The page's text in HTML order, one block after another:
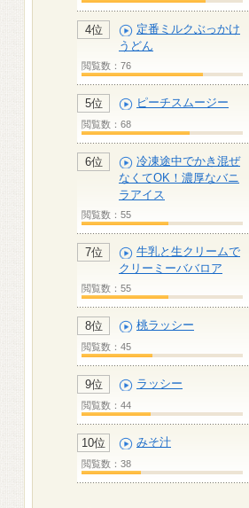
4位
定番ミルクぶっかけ
うどん
閲覧数：76
5位 ピーチスムージー
閲覧数：68
6位
冷凍途中でかき混ぜ
なくてOK！濃厚なバニ
ラアイス
閲覧数：55
7位
牛乳と生クリームで
クリーミーババロア
閲覧数：55
8位 桃ラッシー
閲覧数：45
9位 ラッシー
閲覧数：44
10位 みそ汁
閲覧数：38